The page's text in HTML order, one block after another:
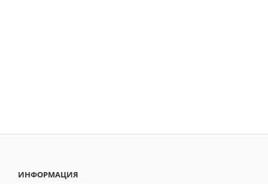
ИНФОРМАЦИЯ